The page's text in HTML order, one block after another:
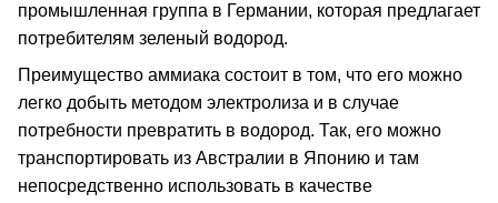
промышленная группа в Германии, которая предлагает
потребителям зеленый водород.
Преимущество аммиака состоит в том, что его можно
легко добыть методом электролиза и в случае
потребности превратить в водород. Так, его можно
транспортировать из Австралии в Японию и там
непосредственно использовать в качестве